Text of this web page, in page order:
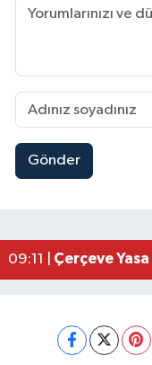
Gönder
17:19 |
09:11 | Çerçeve
09:04 |